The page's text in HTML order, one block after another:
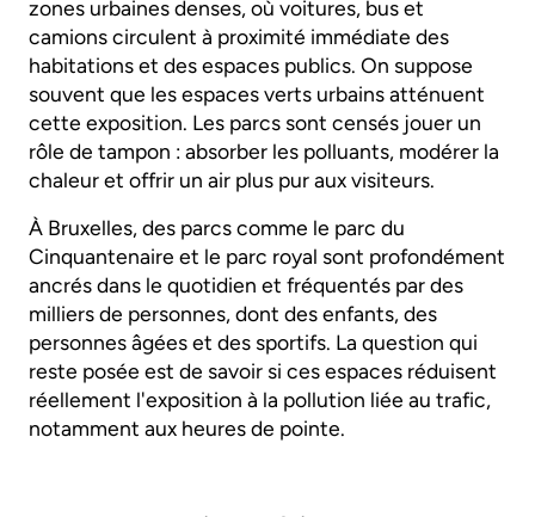
zones urbaines denses, où voitures, bus et
camions circulent à proximité immédiate des
habitations et des espaces publics. On suppose
souvent que les espaces verts urbains atténuent
cette exposition. Les parcs sont censés jouer un
rôle de tampon : absorber les polluants, modérer la
chaleur et offrir un air plus pur aux visiteurs.
À Bruxelles, des parcs comme le parc du
Cinquantenaire et le parc royal sont profondément
ancrés dans le quotidien et fréquentés par des
milliers de personnes, dont des enfants, des
personnes âgées et des sportifs. La question qui
reste posée est de savoir si ces espaces réduisent
réellement l'exposition à la pollution liée au trafic,
notamment aux heures de pointe.